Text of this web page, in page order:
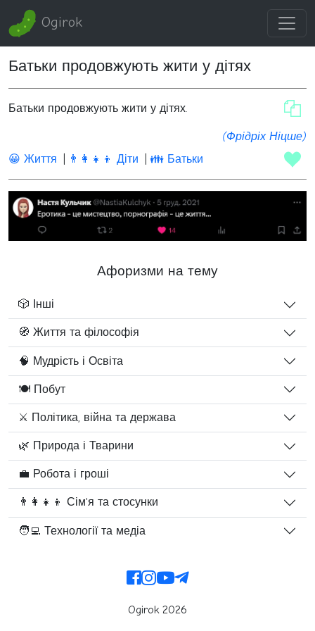
Ogirok
Батьки продовжують жити у дітях
Батьки продовжують жити у дітях.
(Фрідріх Ніцше)
😀 Життя
👨‍👩‍👧‍👦 Діти 👪 Батьки
Афоризми на тему
🎲 Інші
🧭 Життя та філософія
🧠 Мудрість і Освіта
🍽️ Побут
⚔️ Політика, війна та держава
🌿 Природа і Тварини
💼 Робота і гроші
👨‍👩‍👧‍👦 Сім'я та стосунки
🧑‍💻 Технології та медіа
Ogirok 2026